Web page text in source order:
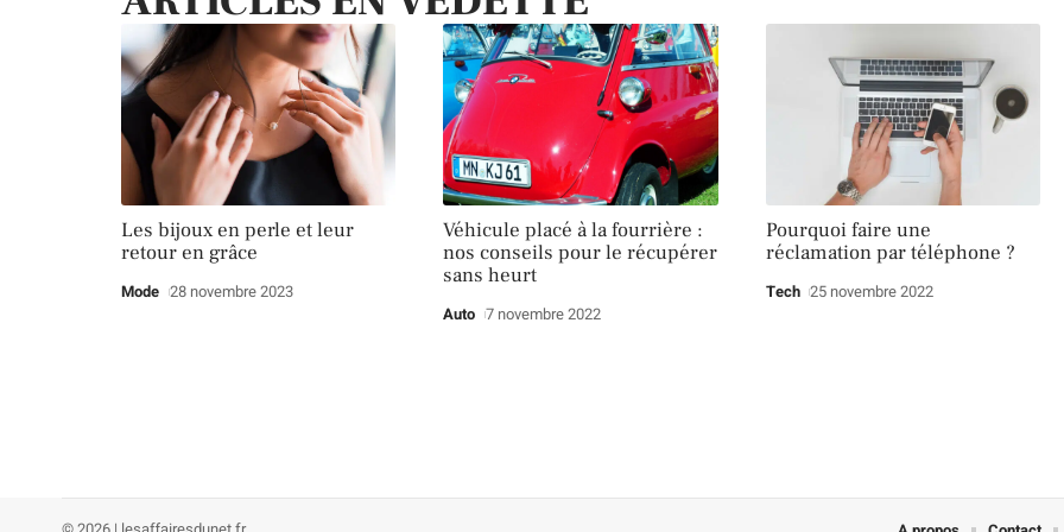
Les bijoux en perle et leur
retour en grâce
Mode 28 novembre 2023
Véhicule placé à la fourrière :
nos conseils pour le récupérer
sans heurt
Auto 7 novembre 2022
Pourquoi faire une
réclamation par téléphone ?
Tech 25 novembre 2022